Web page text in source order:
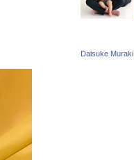
Daisuke Muraki